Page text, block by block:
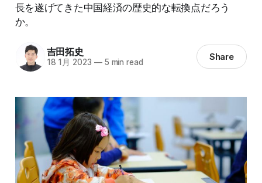
長を遂げてきた中国経済の歴史的な転換点だろう
か。
吉田拓史
18 1月 2023 —5 min read Share